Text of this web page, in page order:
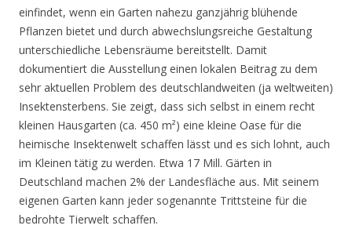
einfindet, wenn ein Garten nahezu ganzjährig blühende
Pflanzen bietet und durch abwechslungsreiche Gestaltung
unterschiedliche Lebensräume bereitstellt. Damit
dokumentiert die Ausstellung einen lokalen Beitrag zu dem
sehr aktuellen Problem des deutschlandweiten (ja weltweiten)
Insektensterbens. Sie zeigt, dass sich selbst in einem recht
kleinen Hausgarten (ca. 450 m²) eine kleine Oase für die
heimische Insektenwelt schaffen lässt und es sich lohnt, auch
im Kleinen tätig zu werden. Etwa 17 Mill. Gärten in
Deutschland machen 2% der Landesfläche aus. Mit seinem
eigenen Garten kann jeder sogenannte Trittsteine für die
bedrohte Tierwelt schaffen.